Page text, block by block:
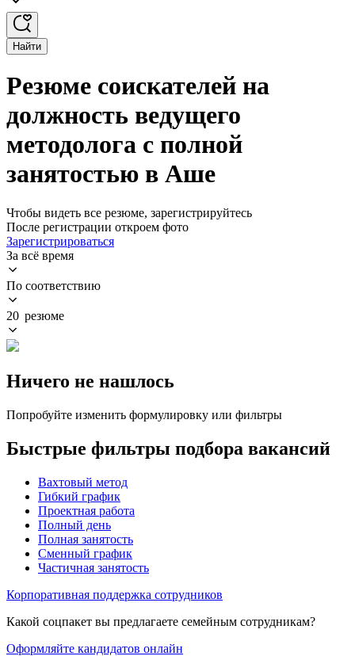
Найти
Резюме соискателей на
должность ведущего
методолога с полной
занятостью в Аше
Чтобы видеть все резюме, зарегистрируйтесь
После регистрации откроем фото
Зарегистрироваться
За всё время
По соответствию
20 резюме
Ничего не нашлось
Попробуйте изменить формулировку или фильтры
Быстрые фильтры подбора вакансий
Вахтовый метод
Гибкий график
Проектная работа
Полный день
Полная занятость
Сменный график
Частичная занятость
Корпоративная поддержка сотрудников
Какой соцпакет вы предлагаете семейным сотрудникам?
Оформляйте кандидатов онлайн